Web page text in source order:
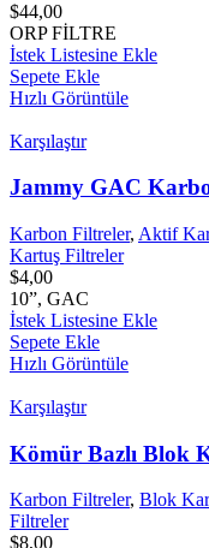
$44,00
ORP FİLTRE
İstek Listesine Ekle
Sepete Ekle
Hızlı Görüntüle
Karşılaştır
Jammy GAC
Karbon Filtreler, Aktif
Kartuş Filtreler
$4,00
10”, GAC
İstek Listesine Ekle
Sepete Ekle
Hızlı Görüntüle
Karşılaştır
Kömür Bazlı Blok
Karbon Filtreler, Blok
Filtreler
$8,00